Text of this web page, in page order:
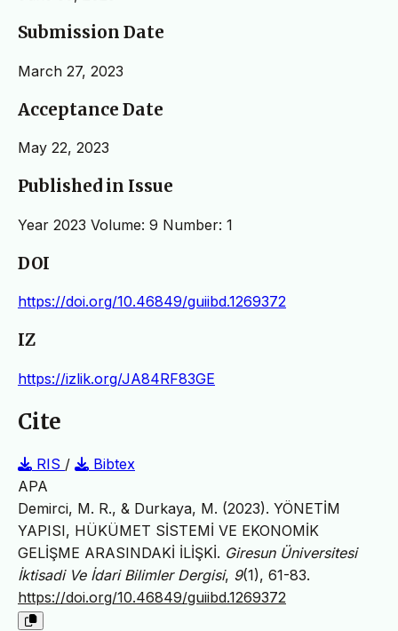
Submission Date
March 27, 2023
Acceptance Date
May 22, 2023
Published in Issue
Year 2023 Volume: 9 Number: 1
DOI
https://doi.org/10.46849/guiibd.1269372
IZ
https://izlik.org/JA84RF83GE
Cite
RIS /
Bibtex
APA
Demirci, M. R., & Durkaya, M. (2023). YÖNETİM
YAPISI, HÜKÜMET SİSTEMİ VE EKONOMİK
GELİŞME ARASINDAKİ İLİŞKİ. Giresun Üniversitesi
İktisadi Ve İdari Bilimler Dergisi, 9(1), 61-83.
https://doi.org/10.46849/guiibd.1269372